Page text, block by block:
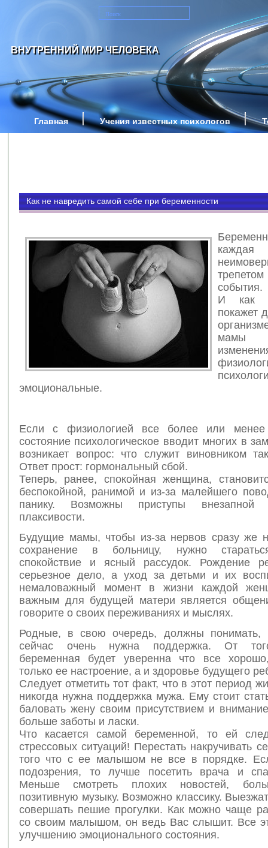
ВНУТРЕННИЙ МИР ЧЕЛОВЕКА
Главная Учения известных психологов
Как не навредить самой себе при беременности
события.
И как
покажет
мамы
эмоциональные.
Если с физиологией все более или менее
состояние психологическое вводит многих в
возникает вопрос: что служит виновником
Ответ прост: гормональный сбой.
Теперь, ранее, спокойная женщина,
беспокойной, ранимой и из-за малейшего
панику. Возможны приступы внезапной
плаксивости.
Будущие мамы, чтобы из-за нервов сразу же
сохранение в больницу, нужно
спокойствие и ясный рассудок. Рождение
серьезное дело, а уход за детьми и их
немаловажный момент в жизни каждой
важным для будущей матери является
говорите о своих переживаниях и мыслях.
Родные, в свою очередь, должны понимать,
сейчас очень нужна поддержка. От
беременная будет уверенна что все
только ее настроение, а и здоровье будущего
Следует отметить тот факт, что в этот период
никогда нужна поддержка мужа. Ему стоит
баловать жену своим присутствием и
больше заботы и ласки.
Что касается самой беременной, то ей
стрессовых ситуаций! Перестать накручивать
того что с ее малышом не все в порядке.
подозрения, то лучше посетить врача и
Меньше смотреть плохих новостей,
позитивную музыку. Возможно классику.
совершать пешие прогулки. Как можно чаще
со своим малышом, он ведь Вас слышит. Все
улучшению эмоционального состояния.